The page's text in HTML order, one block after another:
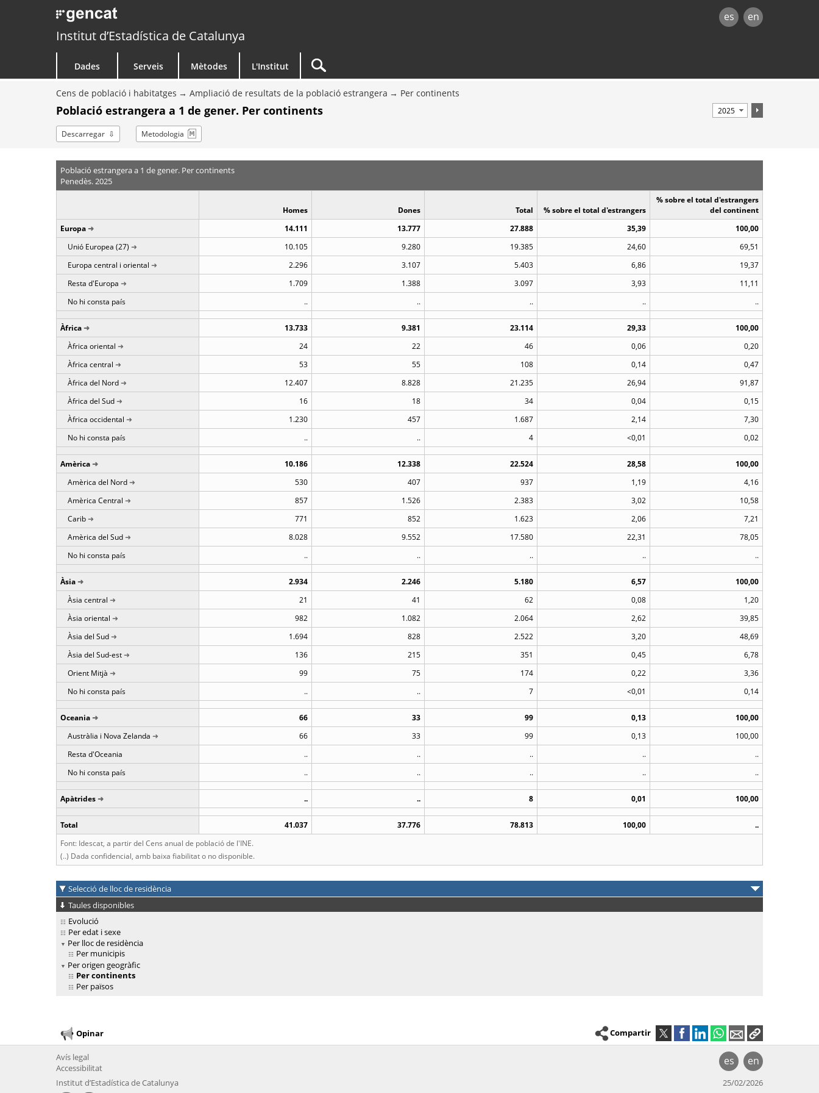
es en
Institut d’Estadística de Catalunya
Dades Serveis Mètodes L'Institut
Cens de població i habitatges Ampliació de resultats de la població estrangera Per continents
Població estrangera a 1 de gener. Per continents
Descarregar Metodologia
Població estrangera a 1 de gener. Per continents
Penedès. 2025
Homes Dones Total % sobre el total d'estrangers
% sobre el total d'estrangers
del continent
Europa
14.111 13.777 27.888 35,39
100,00
Unió Europea (27)
10.105 9.280 19.385 24,60
69,51
Europa central i oriental
2.296 3.107 5.403 6,86
19,37
Resta d'Europa
1.709 1.388 3.097 3,93
11,11
No hi consta país
.. .. .. .. ..
Àfrica 13.733 9.381 23.114 29,33
100,00
Àfrica oriental
24 22 46 0,06
0,20
Àfrica central
53 55 108 0,14
0,47
Àfrica del Nord
12.407 8.828 21.235 26,94
91,87
Àfrica del Sud
16 18 34 0,04
0,15
Àfrica occidental
1.230 457 1.687 2,14
7,30
No hi consta país
.. .. 4 <0,01 0,02
Amèrica 10.186 12.338 22.524 28,58
100,00
Amèrica del Nord
530 407 937 1,19
4,16
Amèrica Central
857 1.526 2.383 3,02
10,58
Carib
771 852 1.623 2,06
7,21
Amèrica del Sud
8.028 9.552 17.580 22,31
78,05
No hi consta país
.. .. .. .. ..
Àsia 2.934 2.246 5.180 6,57
100,00
Àsia central
21 41 62 0,08
1,20
Àsia oriental
982 1.082 2.064 2,62
39,85
Àsia del Sud
1.694 828 2.522 3,20
48,69
Àsia del Sud-est
136 215 351 0,45
6,78
Orient Mitjà
99 75 174 0,22
3,36
No hi consta país
.. .. 7 <0,01 0,14
Oceania 66 33 99 0,13
100,00
Austràlia i Nova Zelanda
66 33 99 0,13
100,00
Resta d'Oceania
.. .. .. ..
..
No hi consta país
.. .. .. .. ..
Apàtrides .. .. 8 0,01 100,00
Total 41.037 37.776 78.813 100,00
..
Font: Idescat, a partir del Cens anual de població de l'INE.
(..) Dada confidencial, amb baixa fiabilitat o no disponible.
Selecció de lloc de residència
Taules disponibles
Evolució
Per edat i sexe
Per lloc de residència
Per municipis
Per origen geogràfic
Per continents
Per països
Opinar Compartir
es en
Avís legal
Accessibilitat
Institut d’Estadística de Catalunya
25/02/2026